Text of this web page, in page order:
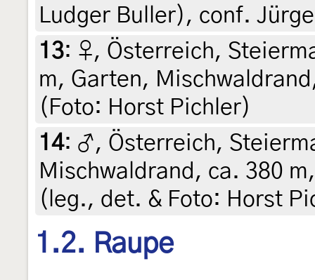
Ludger Buller), conf.
13: ♀, Österreich,
m, Garten,
(Foto: Horst Pichler)
14: ♂, Österreich,
Mischwaldrand, ca. 380
(leg., det. & Foto: Horst
1.2. Raupe